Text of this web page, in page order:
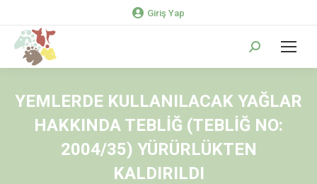
Giriş Yap
Search:
YEMLERDE KULLANILACAK YAĞLAR
HAKKINDA TEBLİĞ (TEBLİĞ NO:
2004/35) YÜRÜRLÜKTEN
KALDIRILDI